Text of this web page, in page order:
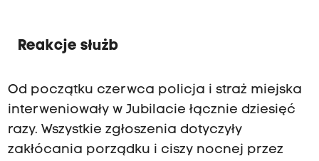
Reakcje służb
Od początku czerwca policja i straż miejska
interweniowały w Jubilacie łącznie dziesięć
razy. Wszystkie zgłoszenia dotyczyły
zakłócania porządku i ciszy nocnej przez